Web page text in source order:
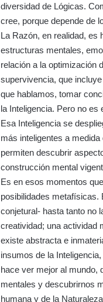
diversidad de Lógicas.
cree, porque depende de
La Razón, en realidad,
estructuras mentales,
relación a la optimización
supervivencia, que
que hablamos, tomar
la Inteligencia. Pero no es
Esa Inteligencia se
más inteligentes a
permiten descubrir
construcción mental
Es en esos momentos
posibilidades metafísicas.
conjetural- hasta tanto no
creatividad; una actividad
existe abstracta e
insumos de la
hace ver mejor al mundo,
mentales y descubrirnos
humana y de la